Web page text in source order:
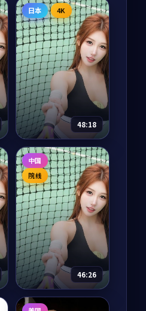
日本 4K
48:18
海风从南来
电视剧 2025
主演：长泽雅美、阿
部宽 等
冲绳石垣岛的潜水教
练志保收到一份来自
神户的旧明信片，落
款人正是十二年前在
岛上失踪的初恋。一
封封慢慢寄到的明信
片，把太平洋的风温
柔地吹回岸边。
85,811 8.7 爱情
中国
院线
46:26
千里江山图